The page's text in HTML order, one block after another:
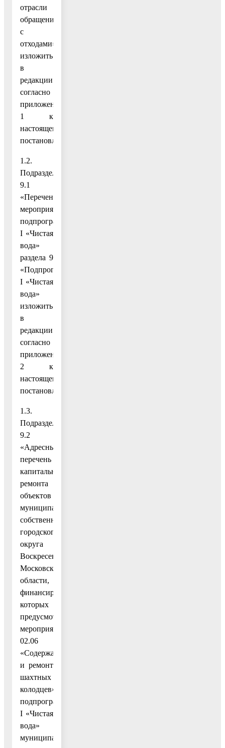
отрасли
обращения
с
отходами»
изложить
в
редакции
согласно
приложению
1 к
настоящему
постановлению;
1.2.
Подраздел
9.1
«Перечень
мероприятий
подпрограммы
I «Чистая
вода»
раздела 9
«Подпрограмма
I «Чистая
вода»
изложить
в
редакции
согласно
приложению
2 к
настоящему
постановлению;
1.3.
Подраздел
9.2
«Адресный
перечень
капитального
ремонта
объектов
муниципальной
собственности
городского
округа
Воскресенск
Московской
области,
финансирование
которых
предусмотрено
мероприятием
02.06
«Содержание
и ремонт
шахтных
колодцев»
подпрограммы
I «Чистая
вода»
муниципальной